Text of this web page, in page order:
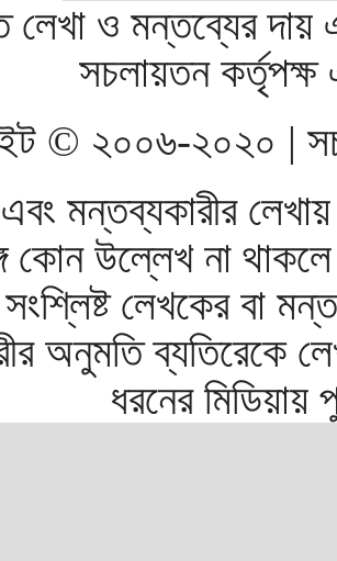
লেখা ও মন্তব্যের দায়
সচলায়তন
© ২০০৬-২০২০ |
মন্তব্যকারীর
কোন উল্লেখ না
সংশ্লিষ্ট লেখকের বা
অনুমতি ব্যতিরেকে
ধরনের মিডিয়ায়